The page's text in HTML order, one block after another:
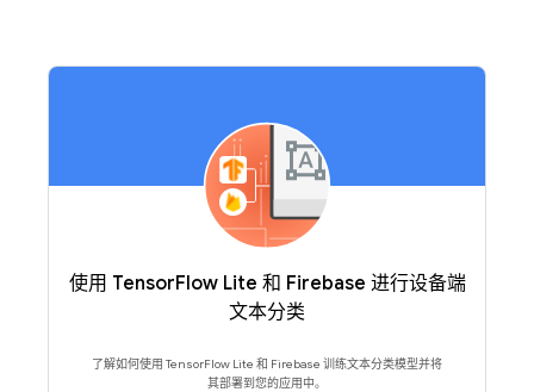
使用 TensorFlow Lite 和 Firebase 进行设备端
文本分类
了解如何使用 TensorFlow Lite 和 Firebase 训练文本分类模型并将
其部署到您的应用中。